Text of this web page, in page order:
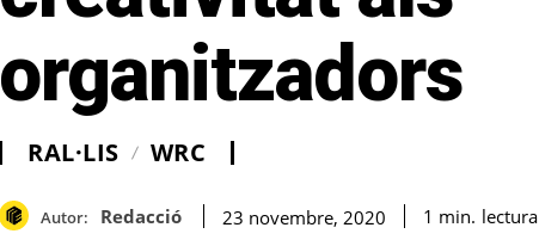
organitzadors
RAL·LIS WRC
Autor: Redacció 23 novembre, 2020 1 min. lectura